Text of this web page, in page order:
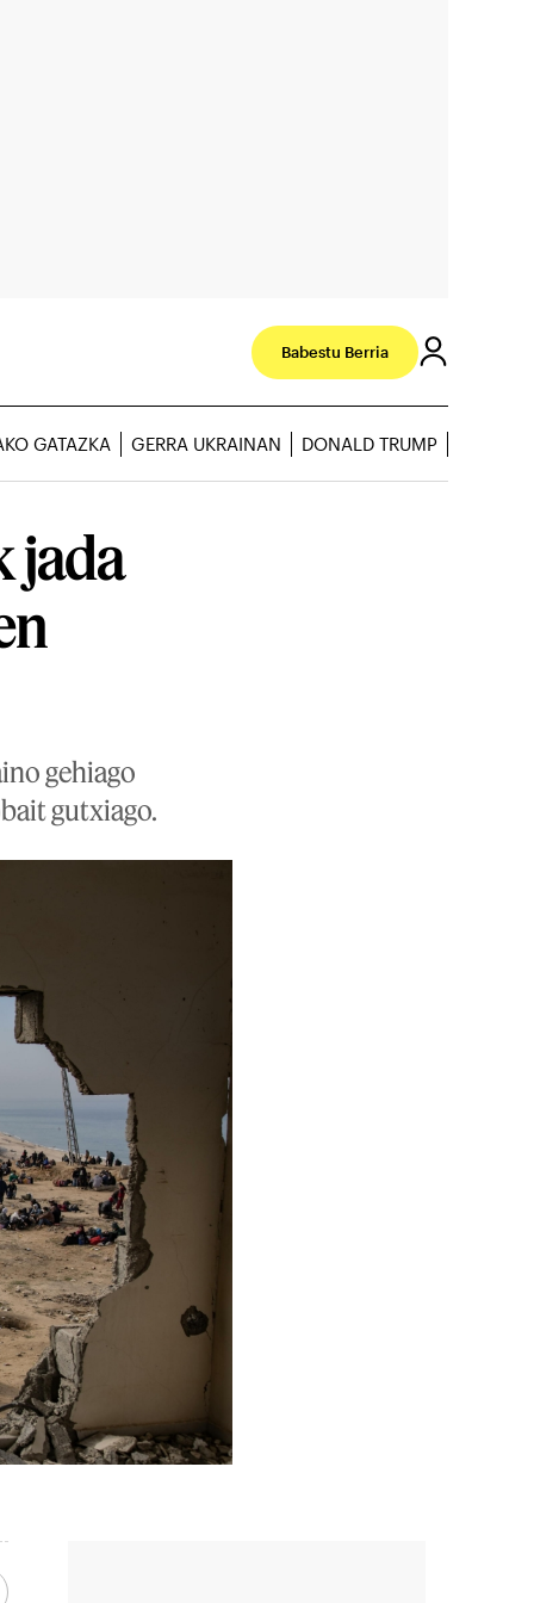
Babestu Berria
GATAZKA GERRA UKRAINAN DONALD TRUMP
jada
gehiago
gutxiago.